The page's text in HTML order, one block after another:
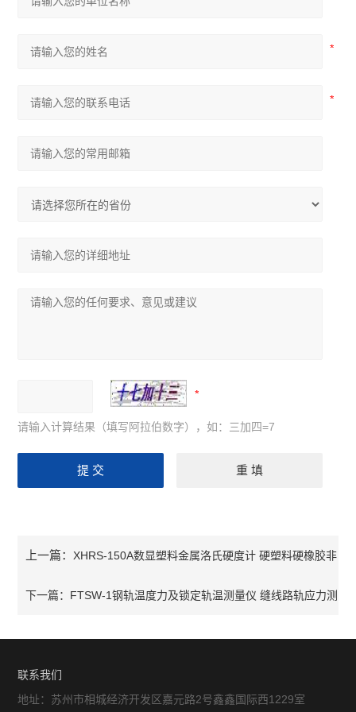
请输入计算结果（填写阿拉伯数字），如：三加四=7
上一篇： XHRS-150A数显塑料金属洛氏硬度计 硬塑料硬橡胶非
金属数显测量计
下一篇： FTSW-1钢轨温度力及锁定轨温测量仪 缝线路轨应力测
联系我们
地址：苏州市相城经济开发区嘉元路2号鑫鑫国际西1229室